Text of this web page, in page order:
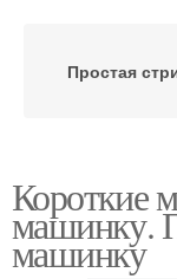
Простая
Поэтапная
Короткие
машинку.
машинку